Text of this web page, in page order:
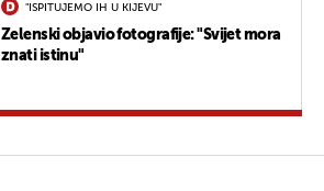
"ISPITUJEMO IH U KIJEVU"
Zelenski objavio fotografije: "Svijet mora
znati istinu"